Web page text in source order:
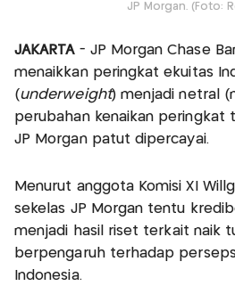
JP Morgan. (Foto:
JAKARTA - JP Morgan Chase
menaikkan peringkat ekuitas
(underweight) menjadi netral
perubahan kenaikan peringkat
JP Morgan patut dipercayai.
Menurut anggota Komisi XI
sekelas JP Morgan tentu
menjadi hasil riset terkait naik
berpengaruh terhadap
Indonesia.